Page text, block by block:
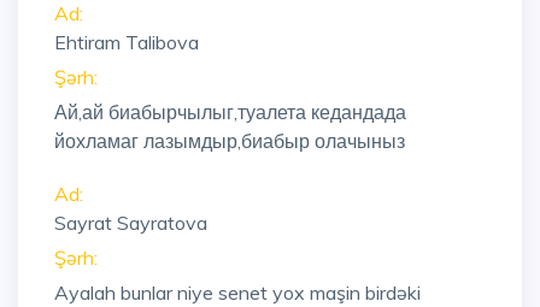
Ad:
Ehtiram Talibova
Şərh:
Ай,ай биабырчылыг,туалета кедандада
йохламаг лазымдыр,биабыр олачыныз
Ad:
Sayrat Sayratova
Şərh:
Ayalah bunlar niye senet yox maşin birdəki